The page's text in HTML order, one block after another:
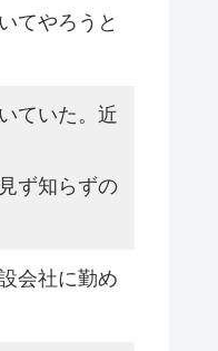
てやろうと
ていた。近
ず知らずの
会社に勤め